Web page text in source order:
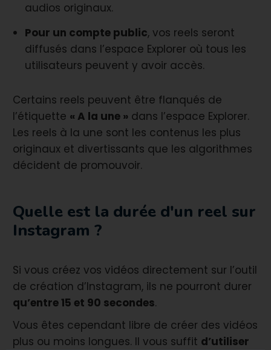
audios originaux.
Pour un compte public, vos reels seront
diffusés dans l’espace Explorer où tous les
utilisateurs peuvent y avoir accès.
Certains reels peuvent être flanqués de
l’étiquette « A la une » dans l’espace Explorer.
Les reels à la une sont les contenus les plus
originaux et divertissants que les algorithmes
décident de promouvoir.
Quelle est la durée d'un reel sur
Instagram ?
Si vous créez vos vidéos directement sur l’outil
de création d’Instagram, ils ne pourront durer
qu’entre 15 et 90 secondes.
Vous êtes cependant libre de créer des vidéos
plus ou moins longues. Il vous suffit d’utiliser